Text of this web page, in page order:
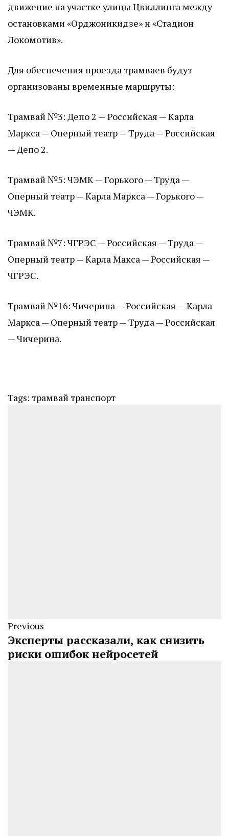
движение на участке улицы Цвиллинга между
остановками «Орджоникидзе» и «Стадион
Локомотив».
Для обеспечения проезда трамваев будут
организованы временные маршруты:
Трамвай №3: Депо 2 — Российская — Карла
Маркса — Оперный театр — Труда — Российская
— Депо 2.
Трамвай №5: ЧЭМК — Горького — Труда —
Оперный театр — Карла Маркса — Горького —
ЧЭМК.
Трамвай №7: ЧГРЭС — Российская — Труда —
Оперный театр — Карла Макса — Российская —
ЧГРЭС.
Трамвай №16: Чичерина — Российская — Карла
Маркса — Оперный театр — Труда — Российская
— Чичерина.
Tags: трамвай транспорт
Previous
Эксперты рассказали, как снизить
риски ошибок нейросетей